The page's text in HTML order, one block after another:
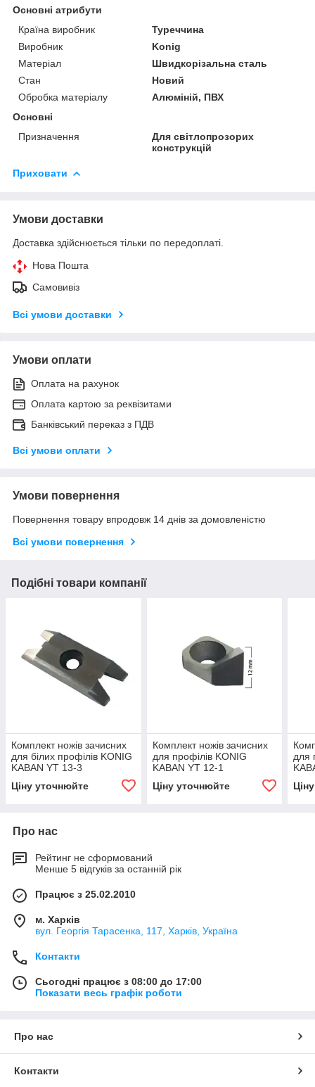
Основні атрибути
Країна виробник
Туреччина
Виробник
Konig
Матеріал
Швидкорізальна сталь
Стан
Новий
Обробка матеріалу
Алюміній, ПВХ
Основні
Призначення
Для світлопрозорих
конструкцій
Приховати
Умови доставки
Доставка здійснюється тільки по передоплаті.
Нова Пошта
Самовивіз
Всі умови доставки
Умови оплати
Оплата на рахунок
Оплата картою за реквізитами
Банківський переказ з ПДВ
Всі умови оплати
Умови повернення
Повернення товару впродовж 14 днів за домовленістю
Всі умови повернення
Подібні товари компанії
Комплект ножів зачисних
для білих профілів KONIG
KABAN YT 13-3
Ціну уточнюйте
Комплект ножів зачисних
для профілів KONIG
KABAN YT 12-1
Ціну уточнюйте
для
Про нас
Рейтинг не сформований
Менше 5 відгуків за останній рік
Працює з 25.02.2010
м. Харків
вул. Георгія Тарасенка, 117, Харків, Україна
Контакти
Сьогодні працює з 08:00 до 17:00
Показати весь графік роботи
Про нас
Контакти